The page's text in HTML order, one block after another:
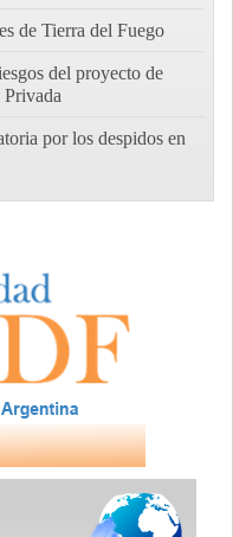
de Tierra del Fuego
del proyecto de
por los despidos en